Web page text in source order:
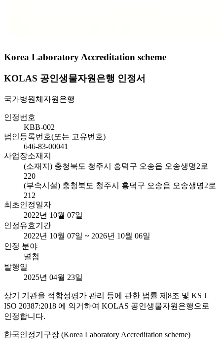
Korea Laboratory Accreditation scheme
KOLAS 공인생물자원은행 인정서
국가병원체자원은행
인정번호
KBB-002
법인등록번호(또는 고유번호)
646-83-00041
사업장소재지
(소재지) 충청북도 청주시 흥덕구 오송읍 오송생명2로
220
(부속시설) 충청북도 청주시 흥덕구 오송읍 오송생명2로
212
최초인정일자
2022년 10월 07일
인정유효기간
2022년 10월 07일 ~ 2026년 10월 06일
인정 분야
별첨
발행일
2025년 04월 23일
상기 기관을 적합성평가 관리 등에 관한 법률 제8조 및 KS J
ISO 20387:2018 에 의거하여 KOLAS 공인생물자원은행으로
인정합니다.
한국인정기구장 (Korea Laboratory Accreditation scheme)